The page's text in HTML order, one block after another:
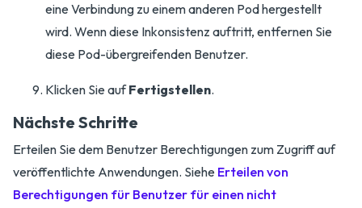
eine Verbindung zu einem anderen Pod hergestellt
wird. Wenn diese Inkonsistenz auftritt, entfernen Sie
diese Pod-übergreifenden Benutzer.
Klicken Sie aufFertigstellen.
Nächste Schritte
Erteilen Sie dem Benutzer Berechtigungen zum Zugriff auf
veröffentlichte Anwendungen. Siehe Erteilen von
Berechtigungen für Benutzer für einen nicht